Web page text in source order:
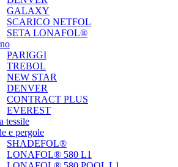
GALAXY
SCARICO NETFOL
SETA LONAFOL®
PARIGGI
TREBOL
NEW STAR
DENVER
CONTRACT PLUS
EVEREST
tessile
e pergole
SHADEFOL®
LONAFOL® 580 L1